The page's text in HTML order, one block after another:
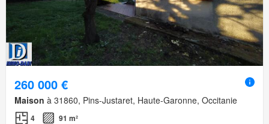
260 000 €
Maison à 31860, Pins-Justaret, Haute-Garonne, Occitanie
4 91 m²